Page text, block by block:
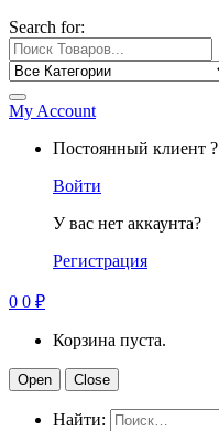
Search for:
My Account
Постоянный клиент ?
Войти
У вас нет аккаунта?
Регистрация
0 0 ₽
Корзина пуста.
Open Close
Найти: